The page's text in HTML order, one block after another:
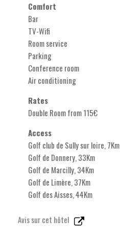
Comfort
Bar
TV-Wifi
Room service
Parking
Conference room
Air conditioning
Rates
Double Room from 115€
Access
Golf club de Sully sur loire, 7Km
Golf de Donnery, 33Km
Golf de Marcilly, 34Km
Golf de Limère, 37Km
Golf des Aisses, 44Km
Avis sur cet hôtel